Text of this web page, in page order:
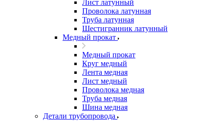
Лист латунный
Проволока латунная
Труба латунная
Шестигранник латунный
Медный прокат
Медный прокат
Круг медный
Лента медная
Лист медный
Проволока медная
Труба медная
Шина медная
Детали трубопровода